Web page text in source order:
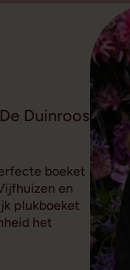
Duinroos
boeket
en
plukboeket
het